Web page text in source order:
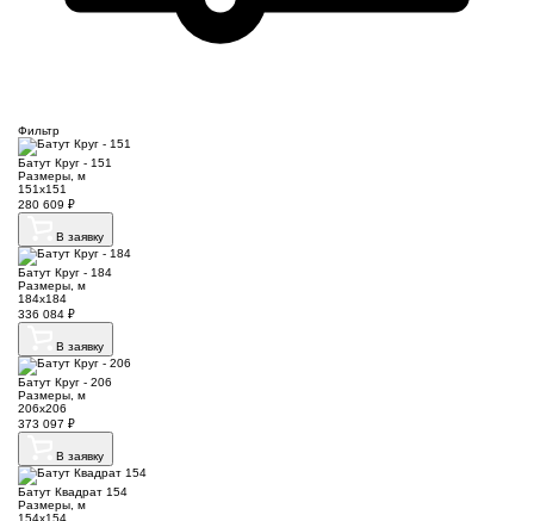
Фильтр
Батут Круг - 151
Размеры, м
151х151
280 609 ₽
В заявку
Батут Круг - 184
Размеры, м
184х184
336 084 ₽
В заявку
Батут Круг - 206
Размеры, м
206х206
373 097 ₽
В заявку
Батут Квадрат 154
Размеры, м
154х154